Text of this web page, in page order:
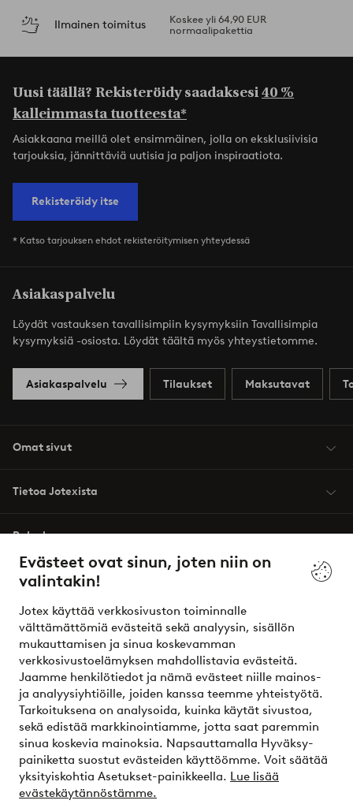
Evästeet ovat sinun, joten niin on
valintakin!
Jotex käyttää verkkosivuston toiminnalle
välttämättömiä evästeitä sekä analyysin, sisällön
mukauttamisen ja sinua koskevamman
verkkosivustoelämyksen mahdollistavia evästeitä.
Jaamme henkilötiedot ja nämä evästeet niille mainos-
ja analyysiyhtiöille, joiden kanssa teemme yhteistyötä.
Tarkoituksena on analysoida, kuinka käytät sivustoa,
sekä edistää markkinointiamme, jotta saat paremmin
sinua koskevia mainoksia. Napsauttamalla Hyväksy-
painiketta suostut evästeiden käyttöömme. Voit säätää
yksityiskohtia Asetukset-painikkeella. Lue lisää
evästekäytännöstämme.
Ilmainen toimitus
Koskee yli 64,90 EUR
normaalipakettia
Uusi täällä? Rekisteröidy saadaksesi40 %
kalleimmasta tuotteesta*
Asiakkaana meillä olet ensimmäinen, jolla on eksklusiivisia
tarjouksia, jännittäviä uutisia ja paljon inspiraatiota.
Rekisteröidy itse
* Katso tarjouksen ehdot rekisteröitymisen yhteydessä
Asiakaspalvelu
Löydät vastauksen tavallisimpiin kysymyksiin Tavallisimpia
kysymyksiä -osiosta. Löydät täältä myös yhteystietomme.
Asiakaspalvelu Tilaukset Maksutavat
Omat sivut
Tietoa Jotexista
Palvelumme
Ehdot
Ystävät
Turvalliset maksut – maksa nyt tai erissä
Haluatko tietää lisää maksuvaihtoehdoistamme?
elpy